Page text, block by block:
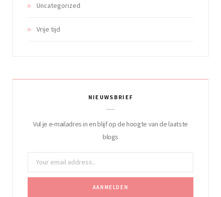
Uncategorized
Vrije tijd
NIEUWSBRIEF
Vul je e-mailadres in en blijf op de hoogte van de laatste
blogs